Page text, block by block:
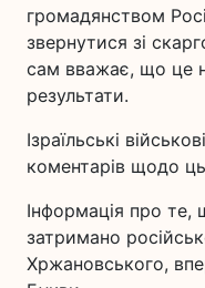
громадянством
звернутися зі
сам вважає, що це
результати.
Ізраїльські
коментарів щодо
Інформація про те,
затримано
Хржановського,